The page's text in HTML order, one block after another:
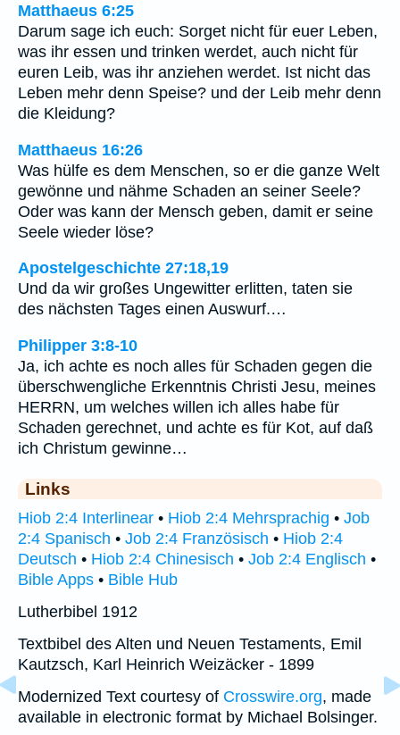
Matthaeus 6:25
Darum sage ich euch: Sorget nicht für euer Leben,
was ihr essen und trinken werdet, auch nicht für
euren Leib, was ihr anziehen werdet. Ist nicht das
Leben mehr denn Speise? und der Leib mehr denn
die Kleidung?
Matthaeus 16:26
Was hülfe es dem Menschen, so er die ganze Welt
gewönne und nähme Schaden an seiner Seele?
Oder was kann der Mensch geben, damit er seine
Seele wieder löse?
Apostelgeschichte 27:18,19
Und da wir großes Ungewitter erlitten, taten sie
des nächsten Tages einen Auswurf.…
Philipper 3:8-10
Ja, ich achte es noch alles für Schaden gegen die
überschwengliche Erkenntnis Christi Jesu, meines
HERRN, um welches willen ich alles habe für
Schaden gerechnet, und achte es für Kot, auf daß
ich Christum gewinne…
Links
Hiob 2:4 Interlinear • Hiob 2:4 Mehrsprachig • Job
2:4 Spanisch • Job 2:4 Französisch • Hiob 2:4
Deutsch • Hiob 2:4 Chinesisch • Job 2:4 Englisch •
Bible Apps • Bible Hub
Lutherbibel 1912
Textbibel des Alten und Neuen Testaments, Emil
Kautzsch, Karl Heinrich Weizäcker - 1899
Modernized Text courtesy of Crosswire.org, made
available in electronic format by Michael Bolsinger.